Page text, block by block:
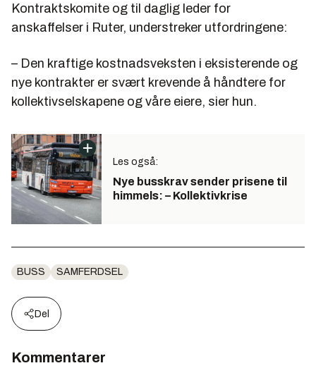
Kontraktskomite og til daglig leder for
anskaffelser i Ruter, understreker utfordringene:
– Den kraftige kostnadsveksten i eksisterende og
nye kontrakter er svært krevende å håndtere for
kollektivselskapene og våre eiere, sier hun.
Les også:
Nye busskrav sender prisene til
himmels: – Kollektivkrise
BUSS SAMFERDSEL
Del
Kommentarer